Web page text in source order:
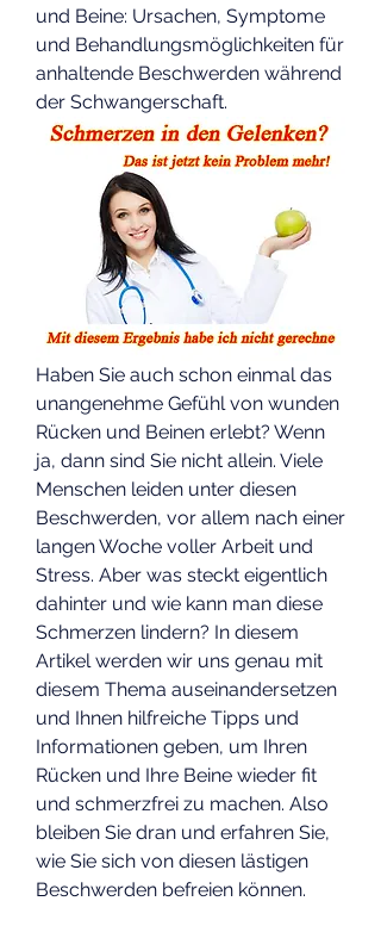
und Beine: Ursachen, Symptome
und Behandlungsmöglichkeiten für
anhaltende Beschwerden während
der Schwangerschaft.
Haben Sie auch schon einmal das
unangenehme Gefühl von wunden
Rücken und Beinen erlebt? Wenn
ja, dann sind Sie nicht allein. Viele
Menschen leiden unter diesen
Beschwerden, vor allem nach einer
langen Woche voller Arbeit und
Stress. Aber was steckt eigentlich
dahinter und wie kann man diese
Schmerzen lindern? In diesem
Artikel werden wir uns genau mit
diesem Thema auseinandersetzen
und Ihnen hilfreiche Tipps und
Informationen geben, um Ihren
Rücken und Ihre Beine wieder fit
und schmerzfrei zu machen. Also
bleiben Sie dran und erfahren Sie,
wie Sie sich von diesen lästigen
Beschwerden befreien können.